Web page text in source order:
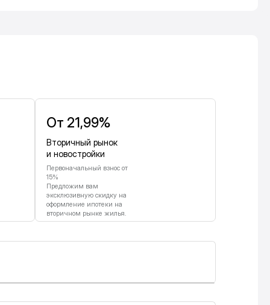
От 21,99%
Вторичный рынок
и новостройки
Первоначальный взнос от
15%
Предложим вам
эксклюзивную скидку на
оформление ипотеки на
вторичном рынке жилья.